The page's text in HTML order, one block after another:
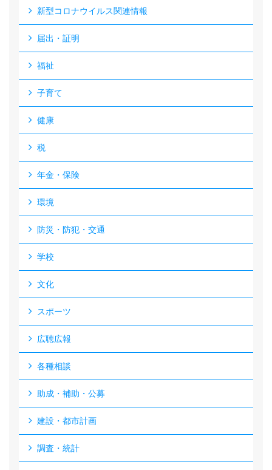
新型コロナウイルス関連情報
届出・証明
福祉
子育て
健康
税
年金・保険
環境
防災・防犯・交通
学校
文化
スポーツ
広聴広報
各種相談
助成・補助・公募
建設・都市計画
調査・統計